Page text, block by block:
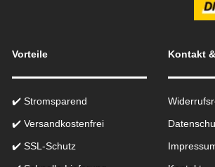
Vorteile
✔️ Stromsparend
✔️ Versandkostenfrei
✔️ SSL-Schutz
Kontakt